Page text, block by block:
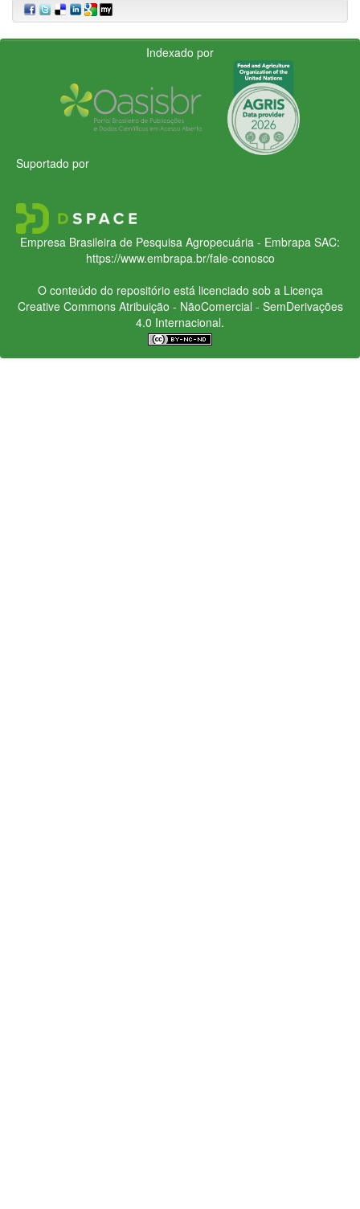
Indexado por
Suportado por
Empresa Brasileira de Pesquisa Agropecuária - Embrapa SAC:
https://www.embrapa.br/fale-conosco
O conteúdo do repositório está licenciado sob a Licença
Creative CommonsAtribuição - NãoComercial - SemDerivações
4.0 Internacional.